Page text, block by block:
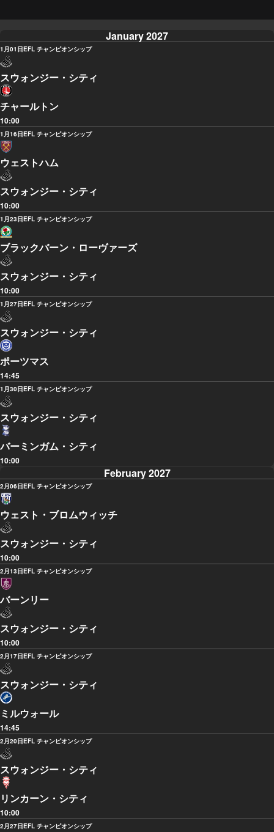
January 2027
1月01日EFL チャンピオンシップ
スウォンジー・シティ
チャールトン
10:00
1月16日EFL チャンピオンシップ
ウェストハム
スウォンジー・シティ
10:00
1月23日EFL チャンピオンシップ
ブラックバーン・ローヴァーズ
スウォンジー・シティ
10:00
1月27日EFL チャンピオンシップ
スウォンジー・シティ
ポーツマス
14:45
1月30日EFL チャンピオンシップ
スウォンジー・シティ
バーミンガム・シティ
10:00
February 2027
2月06日EFL チャンピオンシップ
ウェスト・ブロムウィッチ
スウォンジー・シティ
10:00
2月13日EFL チャンピオンシップ
バーンリー
スウォンジー・シティ
10:00
2月17日EFL チャンピオンシップ
スウォンジー・シティ
ミルウォール
14:45
2月20日EFL チャンピオンシップ
スウォンジー・シティ
リンカーン・シティ
10:00
2月27日EFL チャンピオンシップ